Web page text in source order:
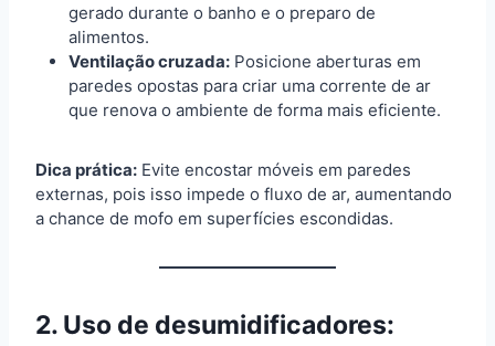
gerado durante o banho e o preparo de
alimentos.
Ventilação cruzada: Posicione aberturas em
paredes opostas para criar uma corrente de ar
que renova o ambiente de forma mais eficiente.
Dica prática: Evite encostar móveis em paredes
externas, pois isso impede o fluxo de ar, aumentando
a chance de mofo em superfícies escondidas.
2. Uso de desumidificadores: